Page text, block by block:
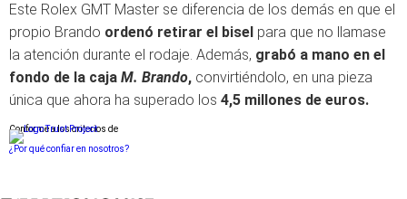
Este Rolex GMT Master se diferencia de los demás en que el
propio Brando ordenó retirar el bisel para que no llamase
la atención durante el rodaje. Además, grabó a mano en el
fondo de la caja M. Brando, convirtiéndolo, en una pieza
única que ahora ha superado los 4,5 millones de euros.
Conforme a los criterios de
¿Por qué confiar en nosotros?